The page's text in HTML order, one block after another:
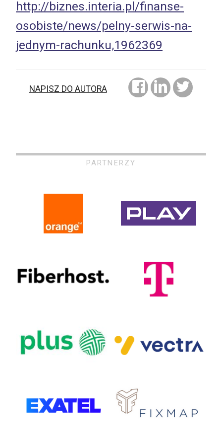
http://biznes.interia.pl/finanse-
osobiste/news/pelny-serwis-na-
jednym-rachunku,1962369
NAPISZ DO AUTORA
PARTNERZY